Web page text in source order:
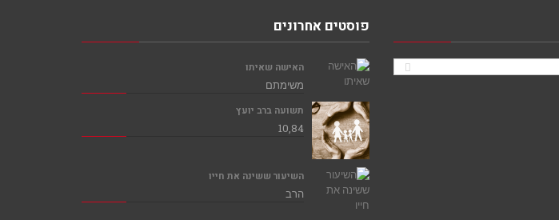
פוסטים אחרונים
האישה שאיתו
משימתם
תשועה ברב יועץ
10,84
השיעור ששינה את חייו
הרב